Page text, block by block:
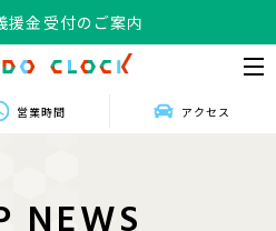
援金受付のご案内
営業時間 アクセス